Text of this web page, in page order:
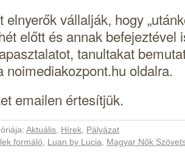
elnyerők vállalják, hogy
előtt és annak befejeztével
tanultakat
noimediakozpont.hu oldalra.
emailen értesítjük.
Aktuális Hírek Pályázat
formáló Luan by Lucia
Magyar Nők